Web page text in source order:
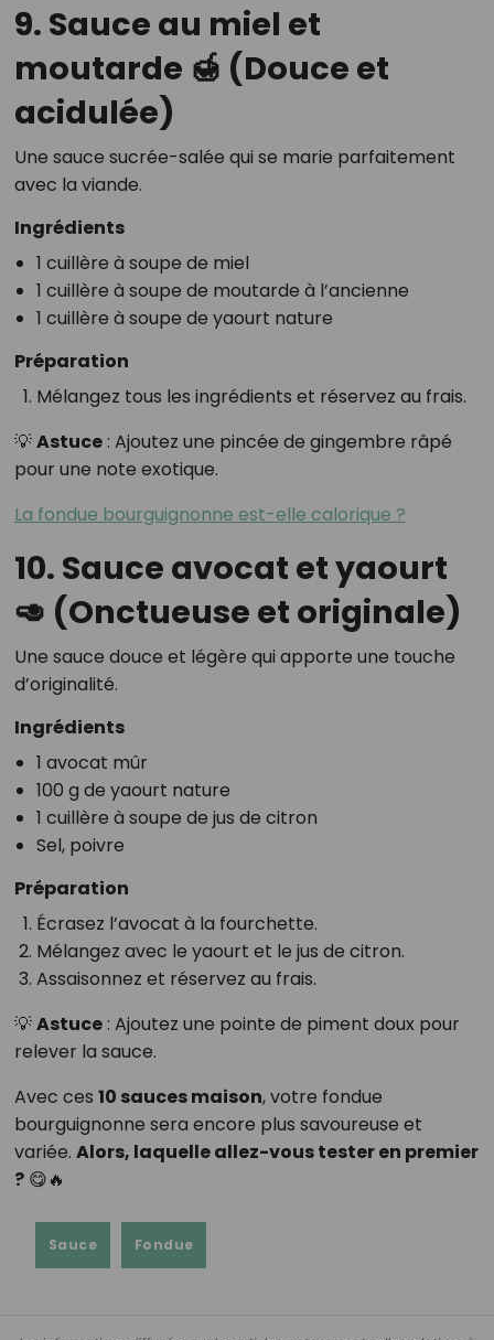
9. Sauce au miel et
moutarde 🍯 (Douce et
acidulée)
Une sauce sucrée-salée qui se marie parfaitement
avec la viande.
Ingrédients
1 cuillère à soupe de miel
1 cuillère à soupe de moutarde à l’ancienne
1 cuillère à soupe de yaourt nature
Préparation
Mélangez tous les ingrédients et réservez au frais.
💡Astuce: Ajoutez une pincée de gingembre râpé
pour une note exotique.
La fondue bourguignonne est-elle calorique ?
10. Sauce avocat et yaourt
🥑 (Onctueuse et originale)
Une sauce douce et légère qui apporte une touche
d’originalité.
Ingrédients
1 avocat mûr
100 g de yaourt nature
1 cuillère à soupe de jus de citron
Sel, poivre
Préparation
Écrasez l’avocat à la fourchette.
Mélangez avec le yaourt et le jus de citron.
Assaisonnez et réservez au frais.
💡Astuce: Ajoutez une pointe de piment doux pour
relever la sauce.
Avec ces 10 sauces maison, votre fondue
bourguignonne sera encore plus savoureuse et
variée. Alors, laquelle allez-vous tester en premier
?😋🔥
Sauce Fondue